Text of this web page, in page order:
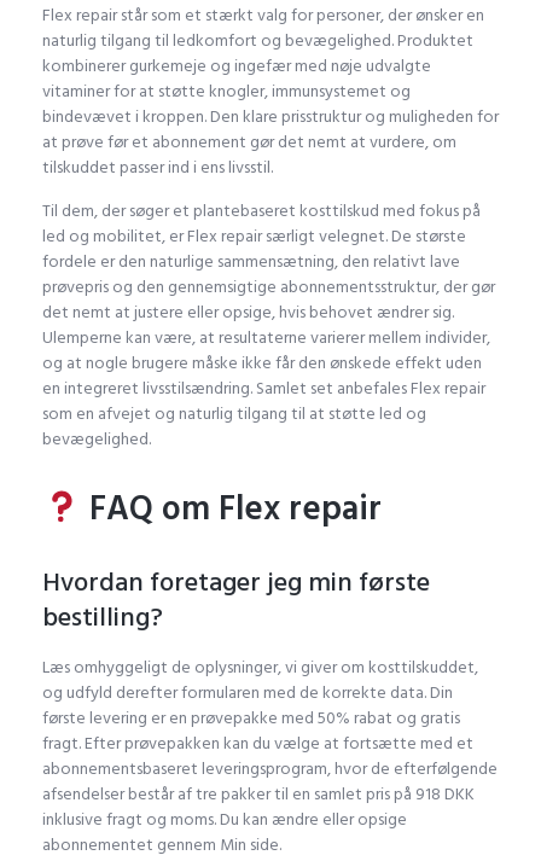
Flex repair står som et stærkt valg for personer, der ønsker en
naturlig tilgang til ledkomfort og bevægelighed. Produktet
kombinerer gurkemeje og ingefær med nøje udvalgte
vitaminer for at støtte knogler, immunsystemet og
bindevævet i kroppen. Den klare prisstruktur og muligheden for
at prøve før et abonnement gør det nemt at vurdere, om
tilskuddet passer ind i ens livsstil.
Til dem, der søger et plantebaseret kosttilskud med fokus på
led og mobilitet, er Flex repair særligt velegnet. De største
fordele er den naturlige sammensætning, den relativt lave
prøvepris og den gennemsigtige abonnementsstruktur, der gør
det nemt at justere eller opsige, hvis behovet ændrer sig.
Ulemperne kan være, at resultaterne varierer mellem individer,
og at nogle brugere måske ikke får den ønskede effekt uden
en integreret livsstilsændring. Samlet set anbefales Flex repair
som en afvejet og naturlig tilgang til at støtte led og
bevægelighed.
FAQ om Flex repair
Hvordan foretager jeg min første
bestilling?
Læs omhyggeligt de oplysninger, vi giver om kosttilskuddet,
og udfyld derefter formularen med de korrekte data. Din
første levering er en prøvepakke med 50% rabat og gratis
fragt. Efter prøvepakken kan du vælge at fortsætte med et
abonnementsbaseret leveringsprogram, hvor de efterfølgende
afsendelser består af tre pakker til en samlet pris på 918 DKK
inklusive fragt og moms. Du kan ændre eller opsige
abonnementet gennem Min side.